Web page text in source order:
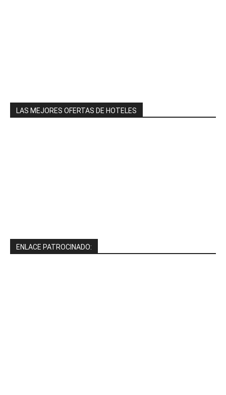
LAS MEJORES OFERTAS DE HOTELES
ENLACE PATROCINADO: